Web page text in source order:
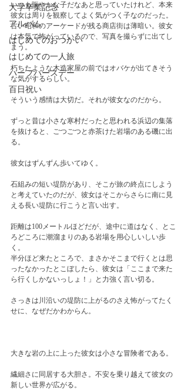
大学卒業記念
アルバム
はじめてのおつかい
はじめての一人旅
ハーフバースデー
百日祝い
いつも賑やかな子だなあと思っていたけれど、本来
彼女は周りを観察してよく気がつく子なのだった。
古い昭和のアーケードが残る商店街は薄暗い。彼女
は本気で怖がっているので、写真を撮らずに出てし
まう。
朽ちたような木造家屋の前ではオバケが出てきそう
な気がするらしい。
そういう感情は大切だ。それが彼女なのだから。
ずっと昔は小さな寒村だったと思われる浜辺の集落
を抜けると、ごつごつと赤茶けた岩場のある磯に出
る。
彼女はずんずん歩いてゆく。
石組みの短い堤防があり、そこが旅の終点にしよう
と考えていたのだが、彼女はそこからさらに南に見
える長い堤防に行こうと言い出す。
距離は100メートルほどだが、途中に道はなく、とこ
ろどころに潮溜まりのある岩場を用心しいしい歩
く。
半分ほど来たところで、まさかそこまで行くとは思
ったなかったとこぼしたら、彼女は「ここまで来た
ら行くしかないっしょ！」と力強く言い切る。
さっきは川沿いの堤防に上がるのさえ怖がってたく
せに、なぜだかわからん。
大きな岩の上に上った彼女は小さな冒険者である。
繊細さに同居する大胆さ。不安を乗り越えて彼女の
新しい世界が広がる。